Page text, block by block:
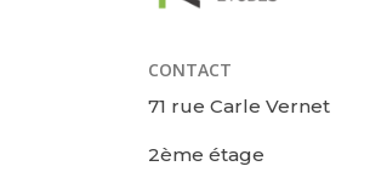
CONTACT
71 rue Carle Vernet
2ème étage